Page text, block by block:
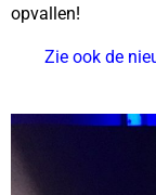
opvallen!
Zie ook de